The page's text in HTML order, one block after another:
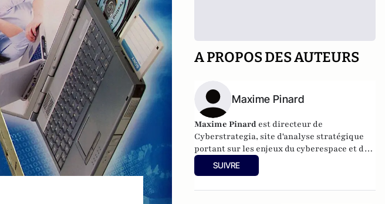
A PROPOS DES AUTEURS
Maxime Pinard
Maxime Pinard est directeur de
Cyberstrategia, site d'analyse stratégique
portant sur les enjeux du cyberespace et de
la géopolitique en général. Il est adjoint aux
formations à l'IRIS, en charge de
SUIVRE